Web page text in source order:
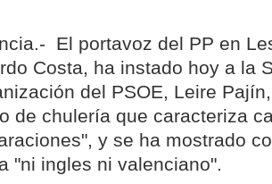
El portavoz del PP en
Costa, ha instado hoy a la
del PSOE, Leire
de chulería que caracteriza
y se ha mostrado
"ni ingles ni valenciano".